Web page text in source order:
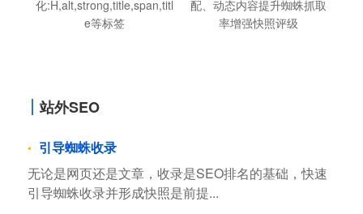
化:H,alt,strong,title,span,titl
e等标签
配、动态内容提升蜘蛛抓取
率增强快照评级
站外SEO
引导蜘蛛收录
无论是网页还是文章，收录是SEO排名的基础，快速
引导蜘蛛收录并形成快照是前提...